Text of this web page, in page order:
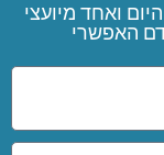
ואחד מיועצי
האפשרי